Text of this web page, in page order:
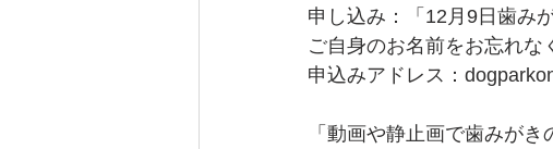
申し込み：「12月9日歯み
ご自身のお名前をお忘れな
申込みアドレス：
「動画や静止画で歯みが